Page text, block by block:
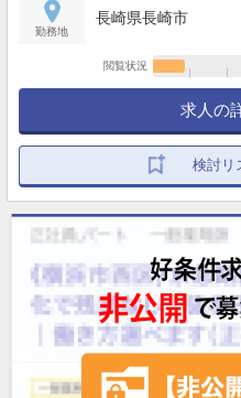
勤務地
長崎県長崎市
閲覧状況
求人の
検討リ